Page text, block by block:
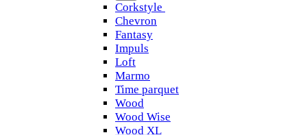
Corkstyle
Chevron
Fantasy
Impuls
Loft
Marmo
Time parquet
Wood
Wood Wise
Wood XL